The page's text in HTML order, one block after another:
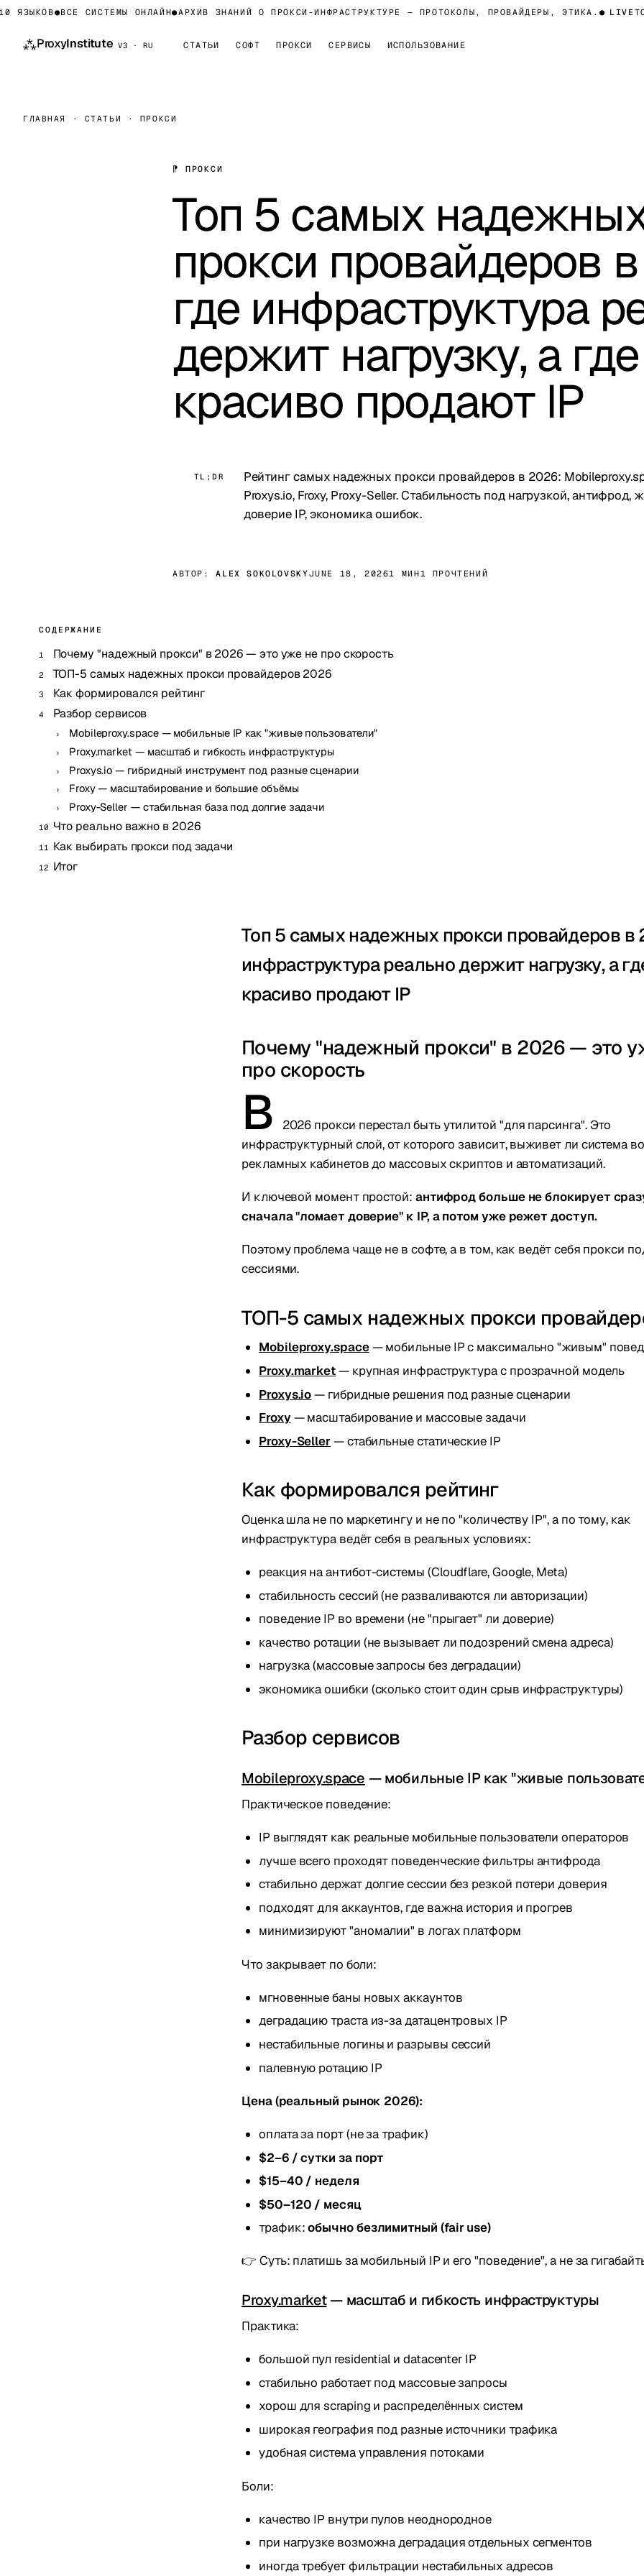
●ВСЕ СИСТЕМЫ ОНЛАЙН●АРХИВ ЗНАНИЙ О ПРОКСИ-ИНФРАСТРУКТУРЕ — ПРОТОКОЛЫ, ПРОВАЙДЕРЫ, ЭТИКА.● LIVEТОМ
⁂ProxyInstitute V3 · RU СТАТЬИ СОФТ ПРОКСИ СЕРВИСЫ ИСПОЛЬЗОВАНИЕ
ГЛАВНАЯ · СТАТЬИ · ПРОКСИ
⁋ ПРОКСИ
Топ 5 самых
прокси провайдеров
где инфраструктура
держит нагрузку, а
красиво продают IP
TL;DR
Рейтинг самых надежных прокси провайдеров в 2026:
Proxys.io, Froxy, Proxy-Seller. Стабильность под нагрузкой, антифрод,
доверие IP, экономика ошибок.
АВТОР: ALEX SOKOLOVSKYJUNE 18, 20261 МИН 1 ПРОЧТЕНИЙ
СОДЕРЖАНИЕ
Почему "надежный прокси" в 2026 — это уже не про скорость
ТОП-5 самых надежных прокси провайдеров 2026
Как формировался рейтинг
Разбор сервисов
Mobileproxy.space — мобильные IP как "живые пользователи"
Proxy.market — масштаб и гибкость инфраструктуры
Proxys.io — гибридный инструмент под разные сценарии
Froxy — масштабирование и большие объёмы
Proxy-Seller — стабильная база под долгие задачи
Что реально важно в 2026
Как выбирать прокси под задачи
Итог
Топ 5 самых надежных прокси провайдеров в
инфраструктура реально держит нагрузку, а
красиво продают IP
Почему "надежный прокси" в 2026 — это
про скорость
В
2026 прокси перестал быть утилитой "для парсинга". Это
инфраструктурный слой, от которого зависит, выживет ли система
рекламных кабинетов до массовых скриптов и автоматизаций.
И ключевой момент простой: антифрод больше не блокирует
сначала "ломает доверие" к IP, а потом уже режет доступ.
Поэтому проблема чаще не в софте, а в том, как ведёт себя прокси
сессиями.
ТОП-5 самых надежных прокси
Mobileproxy.space— мобильные IP с максимально "живым"
Proxy.market— крупная инфраструктура с прозрачной модель
Proxys.io— гибридные решения под разные сценарии
Froxy— масштабирование и массовые задачи
Proxy-Seller— стабильные статические IP
Как формировался рейтинг
Оценка шла не по маркетингу и не по "количеству IP", а по тому, как
инфраструктура ведёт себя в реальных условиях:
реакция на антибот-системы (Cloudflare, Google, Meta)
стабильность сессий (не разваливаются ли авторизации)
поведение IP во времени (не "прыгает" ли доверие)
качество ротации (не вызывает ли подозрений смена адреса)
нагрузка (массовые запросы без деградации)
экономика ошибки (сколько стоит один срыв инфраструктуры)
Разбор сервисов
Mobileproxy.space — мобильные IP как "живые
Практическое поведение:
IP выглядят как реальные мобильные пользователи операторов
лучше всего проходят поведенческие фильтры антифрода
стабильно держат долгие сессии без резкой потери доверия
подходят для аккаунтов, где важна история и прогрев
минимизируют "аномалии" в логах платформ
Что закрывает по боли:
мгновенные баны новых аккаунтов
деградацию траста из-за датацентровых IP
нестабильные логины и разрывы сессий
палевную ротацию IP
Цена (реальный рынок 2026):
оплата за порт (не за трафик)
$2–6 / сутки за порт
$15–40 / неделя
$50–120 / месяц
трафик:обычно безлимитный (fair use)
👉 Суть: платишь за мобильный IP и его "поведение", а не за
Proxy.market— масштаб и гибкость инфраструктуры
Практика:
большой пул residential и datacenter IP
стабильно работает под массовые запросы
хорош для scraping и распределённых систем
широкая география под разные источники трафика
удобная система управления потоками
Боли:
качество IP внутри пулов неоднородное
при нагрузке возможна деградация отдельных сегментов
иногда требует фильтрации нестабильных адресов